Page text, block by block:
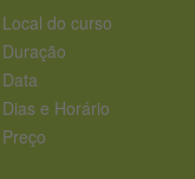
Local do curso
Duração
Data
Dias e Horário
Preço